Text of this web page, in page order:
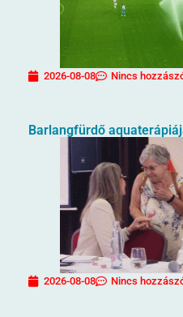
2026-08-08 Nincs
Barlangfürdő
2026-08-08 Nincs